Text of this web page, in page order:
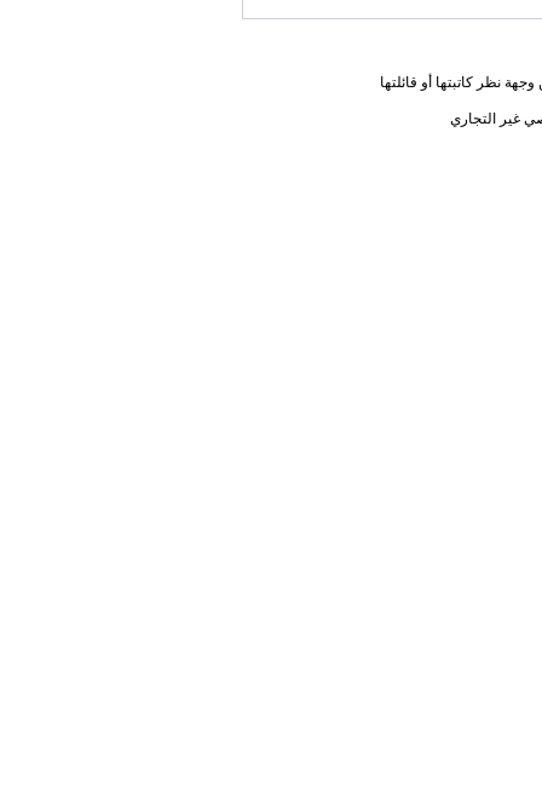
نظر كاتبتها أو قائلتها
غير التجاري